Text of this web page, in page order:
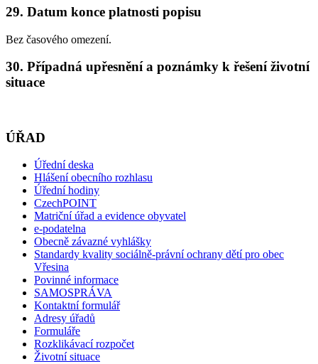
29. Datum konce platnosti popisu
Bez časového omezení.
30. Případná upřesnění a poznámky k řešení životní
situace
ÚŘAD
Úřední deska
Hlášení obecního rozhlasu
Úřední hodiny
CzechPOINT
Matriční úřad a evidence obyvatel
e-podatelna
Obecně závazné vyhlášky
Standardy kvality sociálně-právní ochrany dětí pro obec
Vřesina
Povinné informace
SAMOSPRÁVA
Kontaktní formulář
Adresy úřadů
Formuláře
Rozklikávací rozpočet
Životní situace